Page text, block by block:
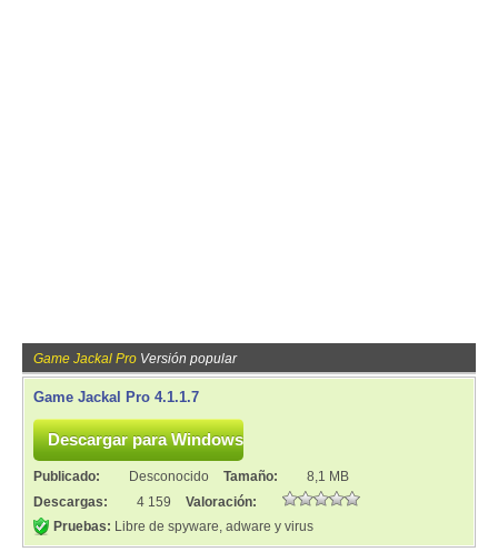
Game Jackal Pro Versión popular
Game Jackal Pro 4.1.1.7
Publicado: Desconocido Tamaño:
8,1 MB
Descargas:
4 159
Valoración:
Pruebas: Libre de spyware, adware y virus